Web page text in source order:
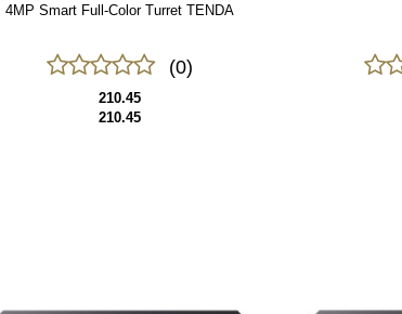
4MP Smart Full-Color Turret TENDA
(0)
210.45
210.45